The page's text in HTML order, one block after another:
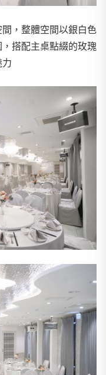
，整體空間以銀白色
搭配主桌點綴的玫瑰